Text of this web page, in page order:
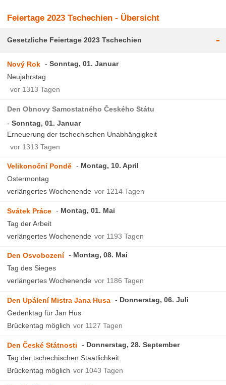
Feiertage 2023 Tschechien - Übersicht
Gesetzliche Feiertage 2023 Tschechien -
Nový Rok
Sonntag, 01. Januar
Neujahrstag
vor 1313 Tagen
Den Obnovy Samostatného Českého Státu
Sonntag, 01. Januar
Erneuerung der tschechischen Unabhängigkeit
vor 1313 Tagen
Velikonoční Pondě
Montag, 10. April
Ostermontag
verlängertes Wochenende vor 1214 Tagen
Svátek Práce
Montag, 01. Mai
Tag der Arbeit
verlängertes Wochenende vor 1193 Tagen
Den Osvobození
Montag, 08. Mai
Tag des Sieges
verlängertes Wochenende vor 1186 Tagen
Den Upálení Mistra Jana Husa
Donnerstag, 06. Juli
Gedenktag für Jan Hus
Brückentag möglich vor 1127 Tagen
Den České Státnosti
Donnerstag, 28. September
Tag der tschechischen Staatlichkeit
Brückentag möglich vor 1043 Tagen